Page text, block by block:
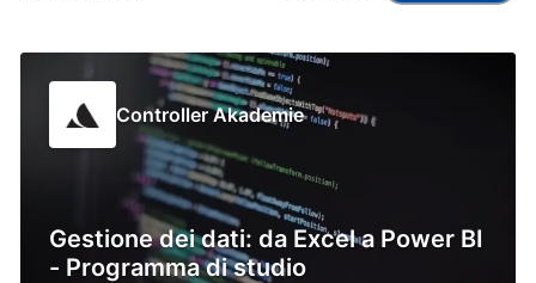
Controller Akademie
Gestione dei dati: da Excel a Power BI
- Programma di studio